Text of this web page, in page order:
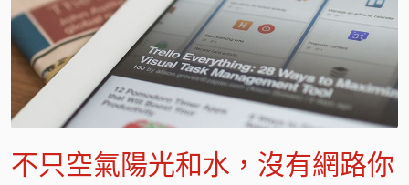
不只空氣陽光和水，沒有網路你